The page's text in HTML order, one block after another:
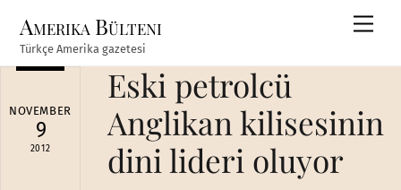
content
Amerika Bülteni
Türkçe Amerika gazetesi
NOVEMBER
9
2012
Eski petrolcü
Anglikan kilisesinin
dini lideri oluyor